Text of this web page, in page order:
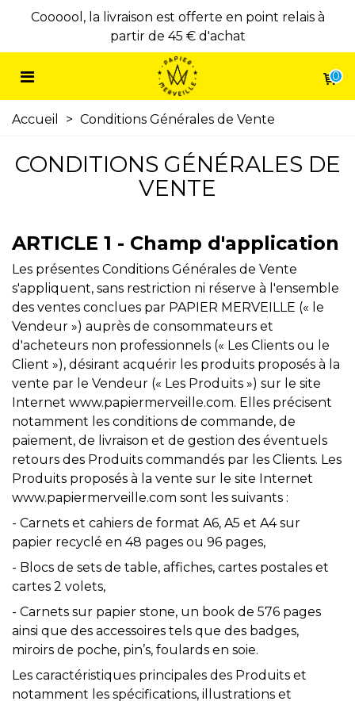
Coooool, la livraison est offerte en point relais à
partir de 45 € d'achat
0
Accueil > Conditions Générales de Vente
CONDITIONS GÉNÉRALES DE
VENTE
ARTICLE 1 - Champ d'application
Les présentes Conditions Générales de Vente
s'appliquent, sans restriction ni réserve à l'ensemble
des ventes conclues par PAPIER MERVEILLE (« le
Vendeur ») auprès de consommateurs et
d'acheteurs non professionnels (« Les Clients ou le
Client »), désirant acquérir les produits proposés à la
vente par le Vendeur (« Les Produits ») sur le site
Internet www.papiermerveille.com. Elles précisent
notamment les conditions de commande, de
paiement, de livraison et de gestion des éventuels
retours des Produits commandés par les Clients. Les
Produits proposés à la vente sur le site Internet
www.papiermerveille.com sont les suivants :
- Carnets et cahiers de format A6, A5 et A4 sur
papier recyclé en 48 pages ou 96 pages,
- Blocs de sets de table, affiches, cartes postales et
cartes 2 volets,
- Carnets sur papier stone, un book de 576 pages
ainsi que des accessoires tels que des badges,
miroirs de poche, pin’s, foulards en soie.
Les caractéristiques principales des Produits et
notamment les spécifications, illustrations et